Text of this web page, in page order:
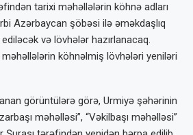
tarixi məhəllələrin köhnə adları
Azərbaycan şöbəsi ilə əməkdaşlıq
və lövhələr hazırlanacaq.
məhəllələrin köhnəlmiş lövhələri yeniləri
görüntülərə görə, Urmiyə şəhərinin
məhəlləsi”, “Vəkilbaşı məhəlləsi”